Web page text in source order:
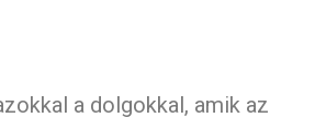
a dolgokkal, amik az